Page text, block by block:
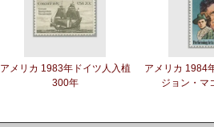
アメリカ 1983年ドイツ人入植
300年
アメリカ 1984
ジョン・マ